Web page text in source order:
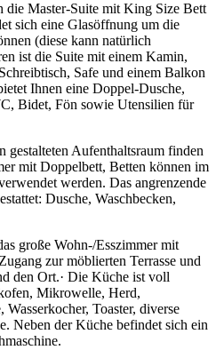
die Master-Suite mit King Size Bett
sich eine Glasöffnung um die
(diese kann natürlich
ist die Suite mit einem Kamin,
Safe und einem Balkon
Ihnen eine Doppel-Dusche,
Bidet, Fön sowie Utensilien für
gestalteten Aufenthaltsraum finden
mit Doppelbett, Betten können im
werden. Das angrenzende
Dusche, Waschbecken,
große Wohn-/Esszimmer mit
zur möblierten Terrasse und
den Ort.· Die Küche ist voll
Mikrowelle, Herd,
Toaster, diverse
Neben der Küche befindet sich ein